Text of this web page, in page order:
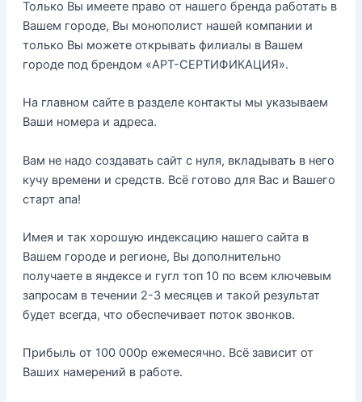
Только Вы имеете право от нашего бренда работать в
Вашем городе, Вы монополист нашей компании и
только Вы можете открывать филиалы в Вашем
городе под брендом «АРТ-СЕРТИФИКАЦИЯ».
На главном сайте в разделе контакты мы указываем
Ваши номера и адреса.
Вам не надо создавать сайт с нуля, вкладывать в него
кучу времени и средств. Всё готово для Вас и Вашего
старт апа!
Имея и так хорошую индексацию нашего сайта в
Вашем городе и регионе, Вы дополнительно
получаете в яндексе и гугл топ 10 по всем ключевым
запросам в течении 2-3 месяцев и такой результат
будет всегда, что обеспечивает поток звонков.
Прибыль от 100 000р ежемесячно. Всё зависит от
Ваших намерений в работе.